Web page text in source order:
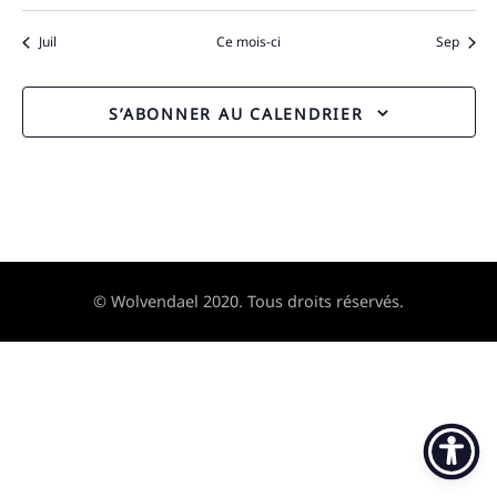
Juil Ce mois-ci Sep
S’ABONNER AU CALENDRIER
© Wolvendael 2020. Tous droits réservés.